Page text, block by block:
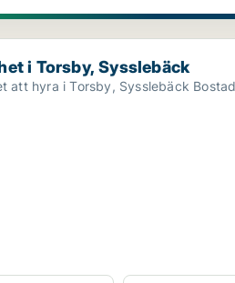
Torsby, Sysslebäck
i Torsby, Sysslebäck
hyra i Torsby, Sysslebäck Bostaden har 1